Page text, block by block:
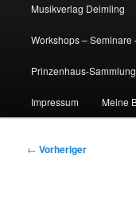
Musikverlag Deimling
Workshops – Seminare
Prinzenhaus-
Impressum Meine
Beitragsnavigation
← Vorheriger